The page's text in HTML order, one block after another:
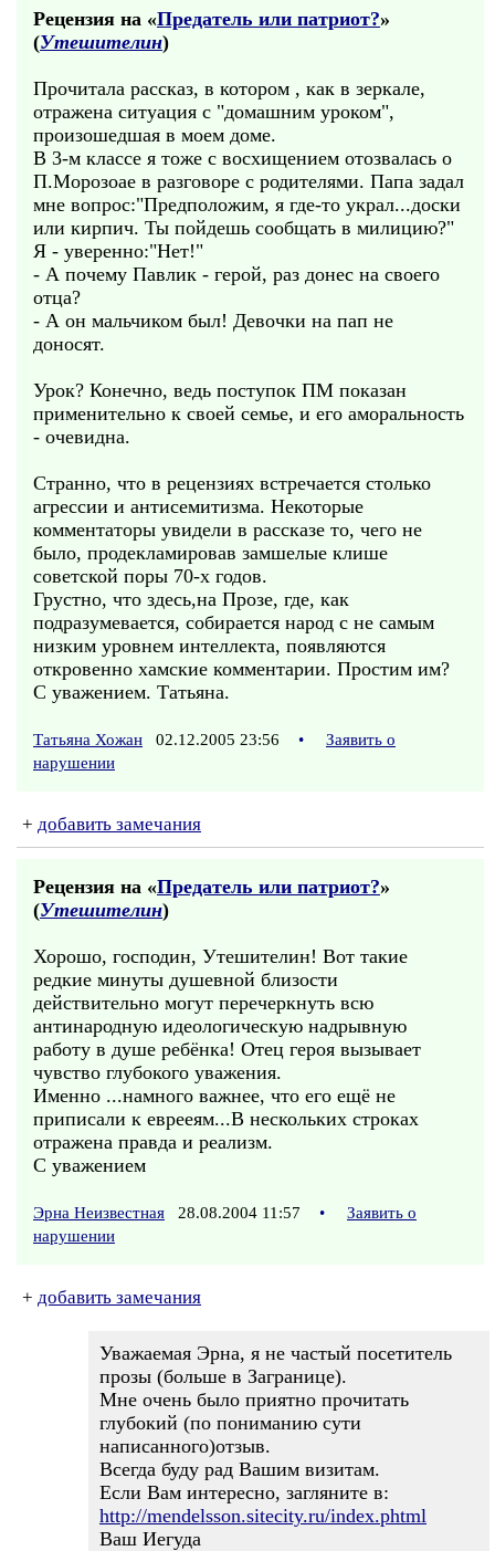
Рецензия на «Предатель или патриот?»
(Утешителин)
Прочитала рассказ, в котором , как в зеркале,
отражена ситуация с "домашним уроком",
произошедшая в моем доме.
В 3-м классе я тоже с восхищением отозвалась о
П.Морозоае в разговоре с родителями. Папа задал
мне вопрос:"Предположим, я где-то украл...доски
или кирпич. Ты пойдешь сообщать в милицию?"
Я - уверенно:"Нет!"
- А почему Павлик - герой, раз донес на своего
отца?
- А он мальчиком был! Девочки на пап не
доносят.
Урок? Конечно, ведь поступок ПМ показан
применительно к своей семье, и его аморальность
- очевидна.
Странно, что в рецензиях встречается столько
агрессии и антисемитизма. Некоторые
комментаторы увидели в рассказе то, чего не
было, продекламировав замшелые клише
советской поры 70-х годов.
Грустно, что здесь,на Прозе, где, как
подразумевается, собирается народ с не самым
низким уровнем интеллекта, появляются
откровенно хамские комментарии. Простим им?
С уважением. Татьяна.
Татьяна Хожан 02.12.2005 23:56 •
Заявить о
нарушении
+ добавить замечания
Рецензия на «Предатель или патриот?»
(Утешителин)
Хорошо, господин, Утешителин! Вот такие
редкие минуты душевной близости
действительно могут перечеркнуть всю
антинародную идеологическую надрывную
работу в душе ребёнка! Отец героя вызывает
чувство глубокого уважения.
Именно ...намного важнее, что его ещё не
приписали к еврееям...В нескольких строках
отражена правда и реализм.
С уважением
Эрна Неизвестная 28.08.2004 11:57 •
Заявить о
нарушении
+ добавить замечания
Уважаемая Эрна, я не частый посетитель
прозы (больше в Загранице).
Мне очень было приятно прочитать
глубокий (по пониманию сути
написанного)отзыв.
Всегда буду рад Вашим визитам.
Если Вам интересно, загляните в:
http://mendelsson.sitecity.ru/index.phtml
Ваш Иегуда